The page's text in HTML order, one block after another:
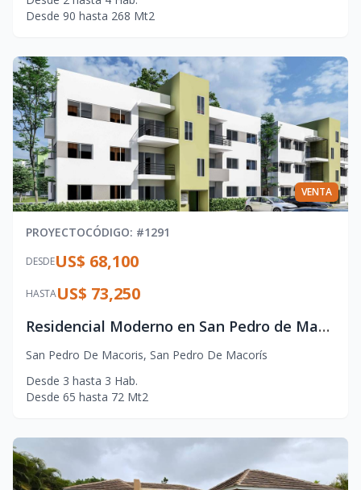
Desde 90 hasta 268 Mt2
VENTA
PROYECTOCÓDIGO: #1291
DESDEUS$ 68,100
HASTAUS$ 73,250
Residencial Moderno en San Pedro de Macorís – Confort y Accesibilidad
San Pedro De Macoris, San Pedro De Macorís
Desde 3 hasta 3 Hab.
Desde 65 hasta 72 Mt2